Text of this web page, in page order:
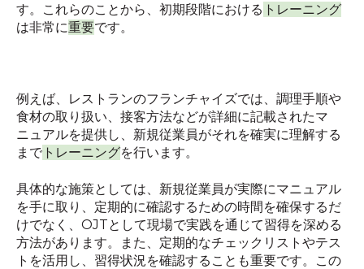
す。これらのことから、初期段階における トレーニング
は非常に重要です。
例えば、レストランのフランチャイズでは、調理手順や
食材の取り扱い、接客方法などが詳細に記載されたマ
ニュアルを提供し、新規従業員がそれを確実に理解する
まで トレーニングを行います。
具体的な施策としては、新規従業員が実際にマニュアル
を手に取り、定期的に確認するための時間を確保するだ
けでなく、 OJTとして現場で実践を通じて習得を深める
方法があります。また、定期的なチェックリストやテス
トを活用し、習得状況を確認することも重要です。この